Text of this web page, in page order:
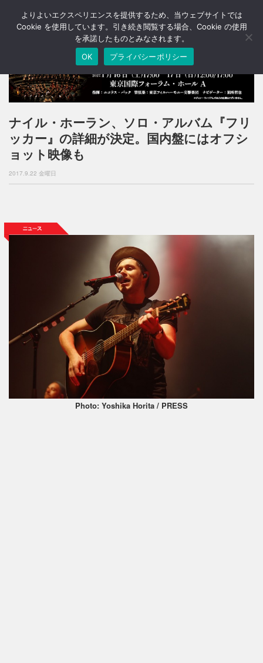
T
o
a
v
i
g
a
n
ナイル・ホーラン、ソロ・アルバム『フリ
ッカー』の詳細が決定。国内盤にはオフシ
ョット映像も
2017.9.22 金曜日
Photo: Yoshika Horita / PRESS
よりよいエクスペリエンスを提供するため、当ウェブサイトでは
Cookie を使用しています。引き続き閲覧する場合、Cookie の使用
を承諾したものとみなされます。
OK
プライバシーポリシー